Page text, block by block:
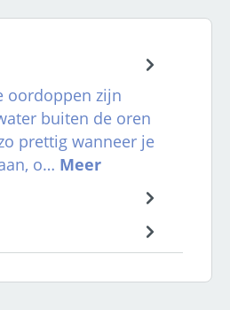
oordoppen zijn
buiten de oren
prettig wanneer je
o… Meer